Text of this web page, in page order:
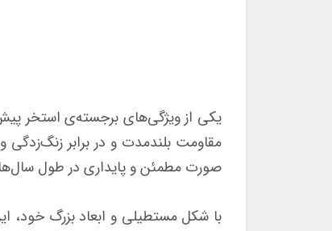
صورت مطمئن و پایداری در طول
با شکل مستطیلی و ابعاد بزرگ خود،